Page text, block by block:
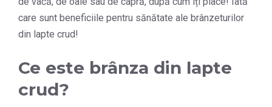
care sunt beneficiile pentru sănătate ale brânzeturilor
din lapte crud!
Ce este brânza din lapte
crud?